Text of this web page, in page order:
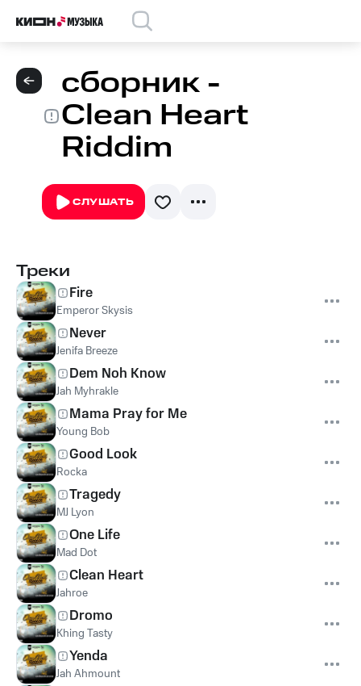
сборник -
Clean Heart
Riddim
СЛУШАТЬ
Треки
Fire
Emperor Skysis
Never
Jenifa Breeze
Dem Noh Know
Jah Myhrakle
Mama Pray for Me
Young Bob
Good Look
Rocka
Tragedy
MJ Lyon
One Life
Mad Dot
Clean Heart
Jahroe
Dromo
Khing Tasty
Yenda
Jah Ahmount